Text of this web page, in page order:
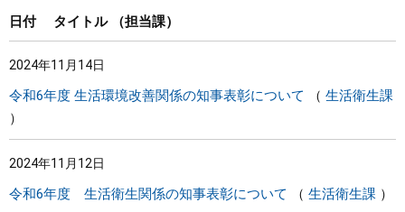
しごと・産業・観光
日付 タイトル 担当課
2024年11月14日
令和6年度 生活環境改善関係の知事表彰について 生活衛生課
2024年11月12日
令和6年度 生活衛生関係の知事表彰について 生活衛生課